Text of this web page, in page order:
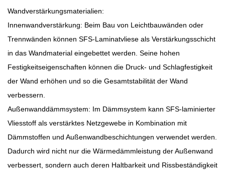
Wandverstärkungsmaterialien:
Innenwandverstärkung: Beim Bau von Leichtbauwänden oder
Trennwänden können SFS-Laminatvliese als Verstärkungsschicht
in das Wandmaterial eingebettet werden. Seine hohen
Festigkeitseigenschaften können die Druck- und Schlagfestigkeit
der Wand erhöhen und so die Gesamtstabilität der Wand
verbessern.
Außenwanddämmsystem: Im Dämmsystem kann SFS-laminierter
Vliesstoff als verstärktes Netzgewebe in Kombination mit
Dämmstoffen und Außenwandbeschichtungen verwendet werden.
Dadurch wird nicht nur die Wärmedämmleistung der Außenwand
verbessert, sondern auch deren Haltbarkeit und Rissbeständigkeit